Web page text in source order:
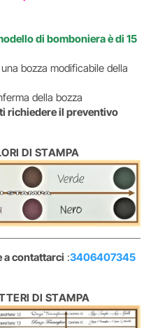
di bomboniera è di 15
bozza modificabile della
della bozza
richiedere il preventivo
DI STAMPA
a contattarci :3406407345
DI STAMPA